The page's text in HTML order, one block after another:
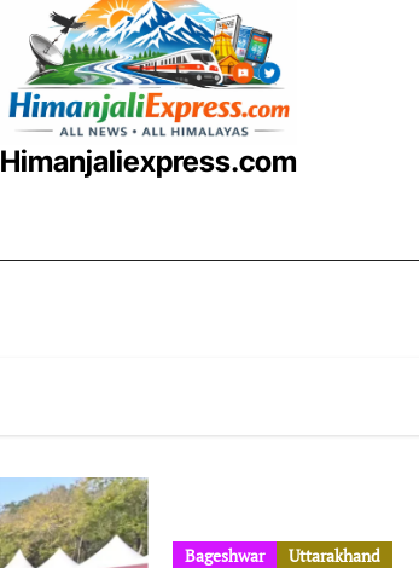
Himanjaliexpress.com
Bageshwar Uttarakhand